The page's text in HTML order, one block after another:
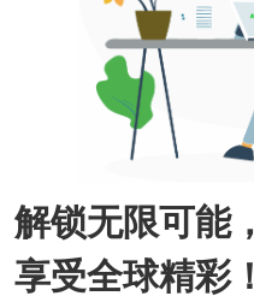
解锁无限可能，
享受全球精彩！